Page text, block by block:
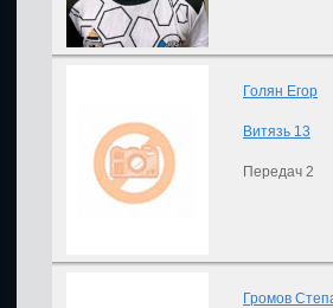
Голян Егор
Витязь 13
Передач 2
Громов